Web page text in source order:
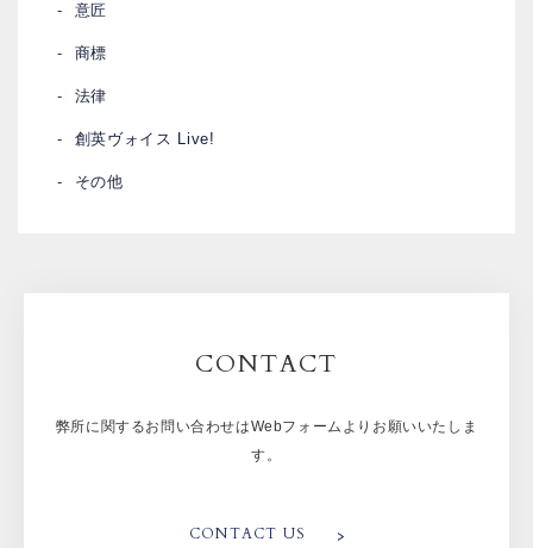
意匠
商標
法律
創英ヴォイス Live!
その他
CONTACT
弊所に関するお問い合わせはWebフォームよりお願いいたしま
す。
CONTACT US